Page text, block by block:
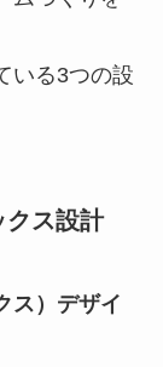
いる3つの設
クス設計
ス）デザイ